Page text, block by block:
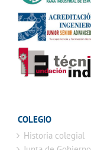
COLEGIO
Historia colegial